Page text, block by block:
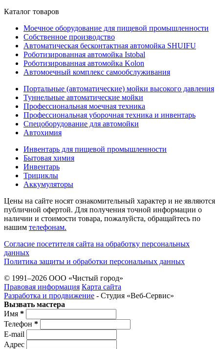
Каталог товаров
Моечное оборудование для пищевой промышленности
Собственное производство
Автоматическая бесконтактная автомойка SHUIFU
Роботизированная автомойка Istobal
Роботизированная автомойка Kolon
Автомоечный комплекс самообслуживания
Портальные (автоматические) мойки высокого давления
Туннельные автоматические мойки
Профессиональная моечная техника
Профессиональная уборочная техника и инвентарь
Спецоборудование для автомойки
Автохимия
Инвентарь для пищевой промышленности
Бытовая химия
Инвентарь
Трициклы
Аккумуляторы
Цены на сайте носят ознакомительный характер и не являются
публичной офертой. Для получения точной информации о
наличии и стоимости товара, пожалуйста, обращайтесь по
нашим телефонам.
Согласие посетителя сайта на обработку персональных
данных
Политика защиты и обработки персональных данных
© 1991–2026 ООО «Чистый город»
Правовая информация Карта сайта
Разработка и продвижение - Студия «Веб-Cервис»
Вызвать мастера
Имя *
Телефон *
E-mail
Адрес